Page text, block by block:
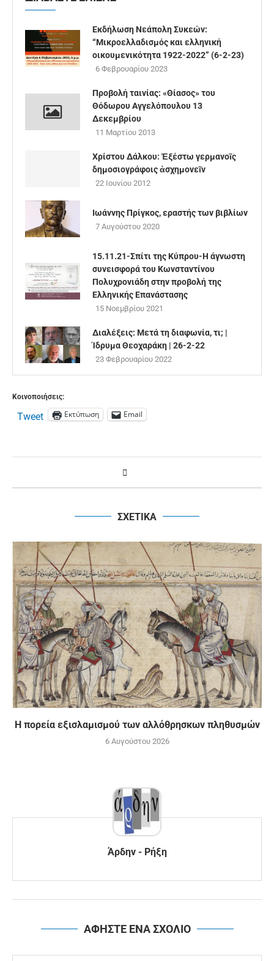
Εκδήλωση Νεάπολη Συκεών:
“Μικροελλαδισμός και ελληνική
οικουμενικότητα 1922-2022” (6-2-23)
6 Φεβρουαρίου 2023
Προβολή ταινίας: «Θίασος» του
Θόδωρου Αγγελόπουλου 13
Δεκεμβρίου
11 Μαρτίου 2013
Χρίστου Δάλκου: Ἐξέστω γερμανοῖς
δημοσιογράφοις ἀσχημονεῖν
22 Ιουνίου 2012
Ιωάννης Πρίγκος, εραστής των βιβλίων
7 Αυγούστου 2020
15.11.21-Σπίτι της Κύπρου-Η άγνωστη
συνεισφορά του Κωνσταντίνου
Πολυχρονιάδη στην προβολή της
Ελληνικής Επανάστασης
15 Νοεμβρίου 2021
Διαλέξεις: Μετά τη διαφωνία, τι; |
Ίδρυμα Θεοχαράκη | 26-2-22
23 Φεβρουαρίου 2022
Κοινοποιήσεις:
Tweet Εκτύπωση Email
ΣΧΕΤΙΚΑ
Η πορεία εξισλαμισμού των αλλόθρησκων πληθυσμών
6 Αυγούστου 2026
Άρδην - Ρήξη
ΑΦΗΣΤΕ ΕΝΑ ΣΧΟΛΙΟ